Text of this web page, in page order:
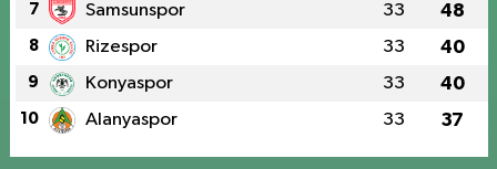
7 Samsunspor 33 48
8 Rizespor 33 40
9 Konyaspor 33 40
10 Alanyaspor 33 37